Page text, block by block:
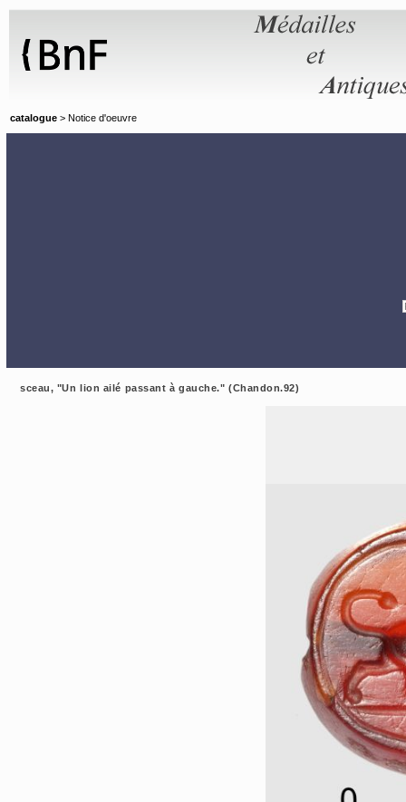
catalogue > Notice d'oeuvre
sceau, "Un lion ailé passant à gauche." (Chandon.92)